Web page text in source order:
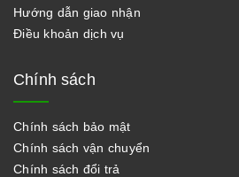
Hướng dẫn giao nhận
Điều khoản dịch vụ
Chính sách
Chính sách bảo mật
Chính sách vận chuyển
Chính sách đổi trả